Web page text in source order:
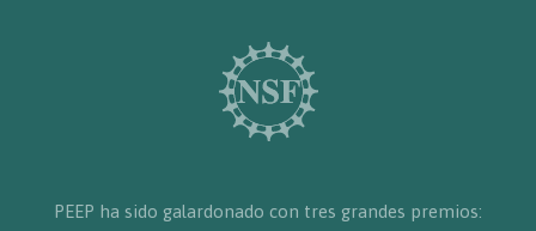
PEEP ha sido galardonado con tres grandes premios: